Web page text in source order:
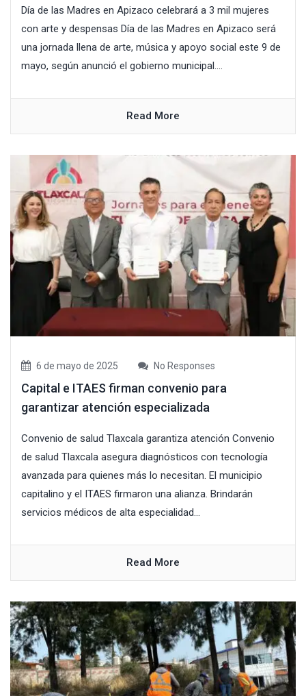
Día de las Madres en Apizaco celebrará a 3 mil mujeres
con arte y despensas Día de las Madres en Apizaco será
una jornada llena de arte, música y apoyo social este 9 de
mayo, según anunció el gobierno municipal....
Read More
6 de mayo de 2025 No Responses
Capital e ITAES firman convenio para
garantizar atención especializada
Convenio de salud Tlaxcala garantiza atención Convenio
de salud Tlaxcala asegura diagnósticos con tecnología
avanzada para quienes más lo necesitan. El municipio
capitalino y el ITAES firmaron una alianza. Brindarán
servicios médicos de alta especialidad...
Read More